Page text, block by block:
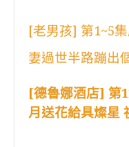
[老男孩] 第1~5
妻過世半路蹦出
[德魯娜酒店] 第
月送花給具燦星